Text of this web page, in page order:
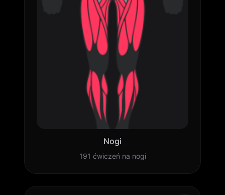
Nogi
191 ćwiczeń na nogi